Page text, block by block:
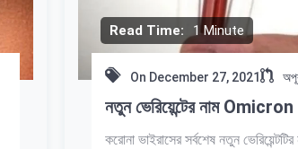
Read Time: 1 Minute
On December 27, 2021
নতুন ভেরিয়েন্টের নাম
করোনা ভাইরাসের সর্বশেষ নতুন